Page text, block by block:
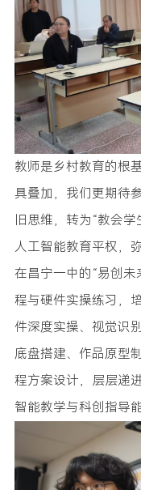
教师是乡村教育的根
具叠加，我们更期待
旧思维，转为“教会
人工智能教育平权，
在昌宁一中的“易创
程与硬件实操练习，
件深度实操、视觉识
底盘搭建、作品原型
程方案设计，层层递
智能教学与科创指导能